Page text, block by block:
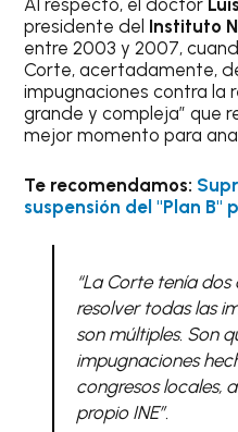
Al respecto, el doctor
presidente del Instituto
entre 2003 y 2007,
Corte, acertadamente,
impugnaciones contra la
grande y compleja” que
mejor momento para
Te recomendamos:
suspensión del "Plan
“La Corte tenía
resolver todas las
son múltiples. Son
impugnaciones
congresos locales,
propio INE”.